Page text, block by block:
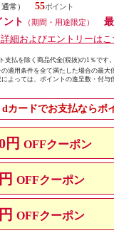
通常）
55
ント
（期間・用途限定）
細およびエントリーはこ
払を除く商品代金(税抜)の1％です。
適用条件を全て満たした場合の最大
よっては、ポイントの進呈数・付
dカードでお支払ならポ
円 OFFクーポン
OFFクーポン
OFFクーポン